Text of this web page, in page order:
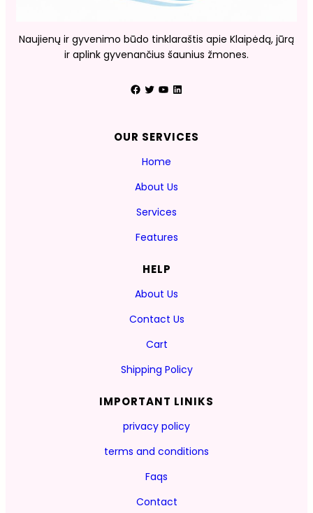
Naujienų ir gyvenimo būdo tinklaraštis apie Klaipėdą, jūrą
ir aplink gyvenančius šaunius žmones.
Facebook Twitter YouTube LinkedIn
OUR SERVICES
Home
About Us
Services
Features
HELP
About Us
Contact Us
Cart
Shipping Policy
IMPORTANT LINIKS
privacy policy
terms and conditions
Faqs
Contact